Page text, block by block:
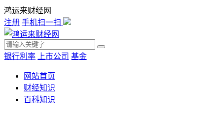
鸿运来财经网
注册 手机扫一扫
银行利率 上市公司 基金
网站首页
财经知识
百科知识